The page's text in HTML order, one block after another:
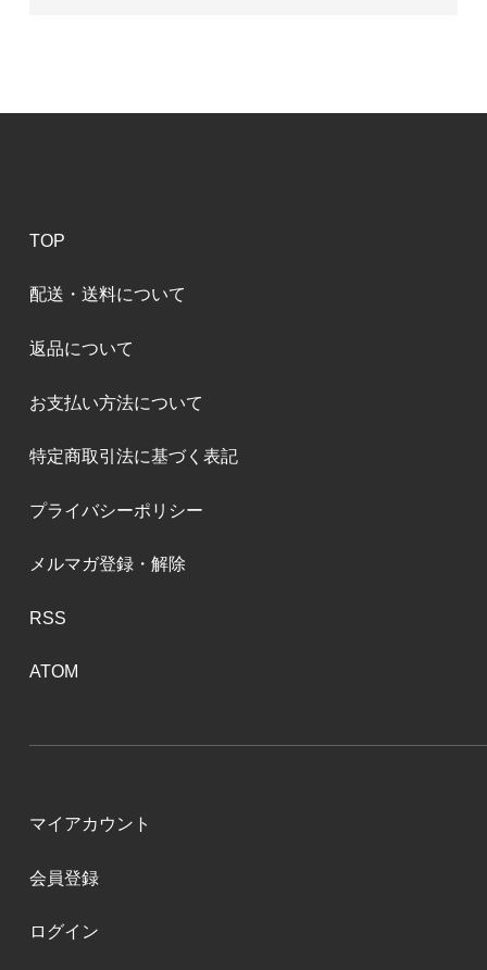
TOP
配送・送料について
返品について
お支払い方法について
特定商取引法に基づく表記
プライバシーポリシー
メルマガ登録・解除
RSS
ATOM
マイアカウント
会員登録
ログイン